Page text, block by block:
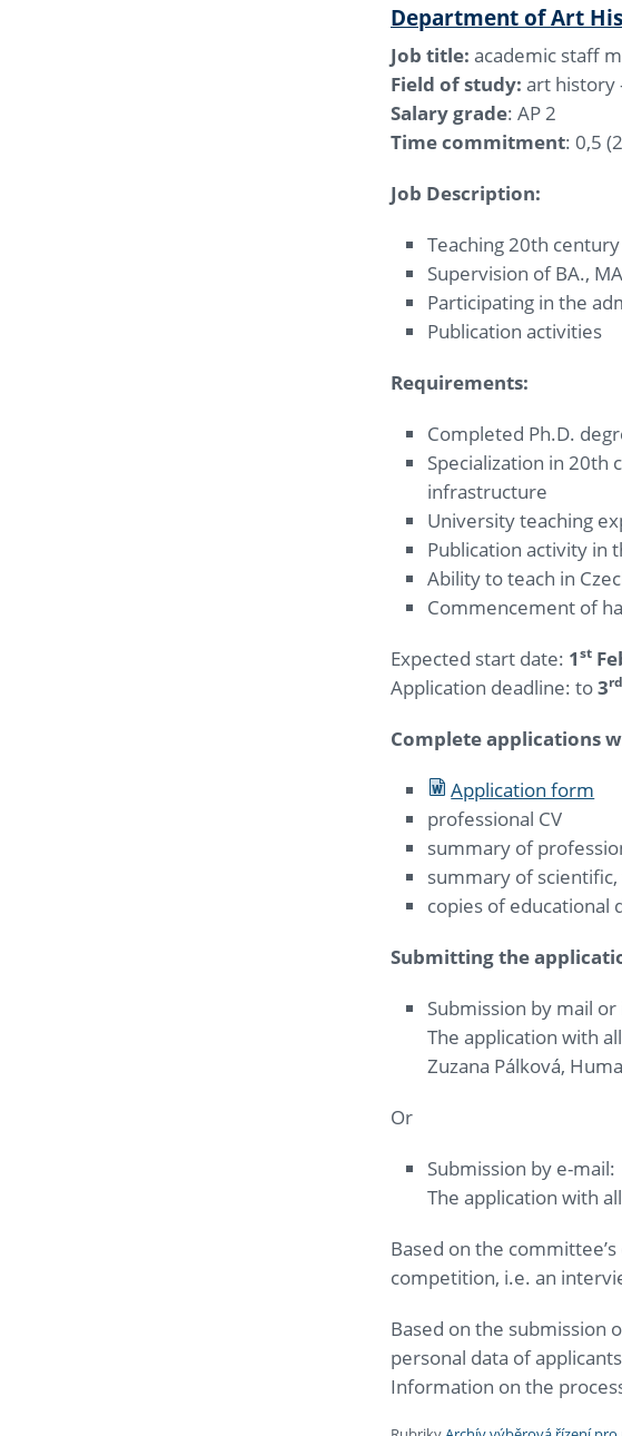
Department of Art
Job title: academic staff
Field of study: art history
Salary grade: AP 2
Time commitment: 0,5
Job Description:
Teaching 20th
Supervision of BA.,
Participating in the
Publication activities
Requirements:
Completed Ph.D.
Specialization in 20th
infrastructure
University teaching
Publication activity in
Ability to teach in
Commencement of
Expected start date: 1st
Application deadline: to3rd
Complete applications
Application form
professional CV
summary of
summary of
copies of educational
Submitting the
Submission by mail
The application with
Zuzana Pálková,
Or
Submission by e-mail:
The application with
Based on the
competition, i.e. an
Based on the submission
personal data of
Information on the